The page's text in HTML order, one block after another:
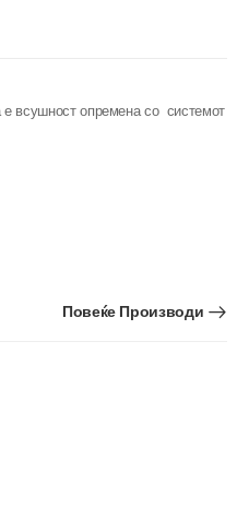
всушност опремена со системот
Повеќе Производи